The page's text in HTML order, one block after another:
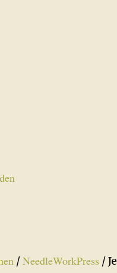
/NeedleWorkPress /